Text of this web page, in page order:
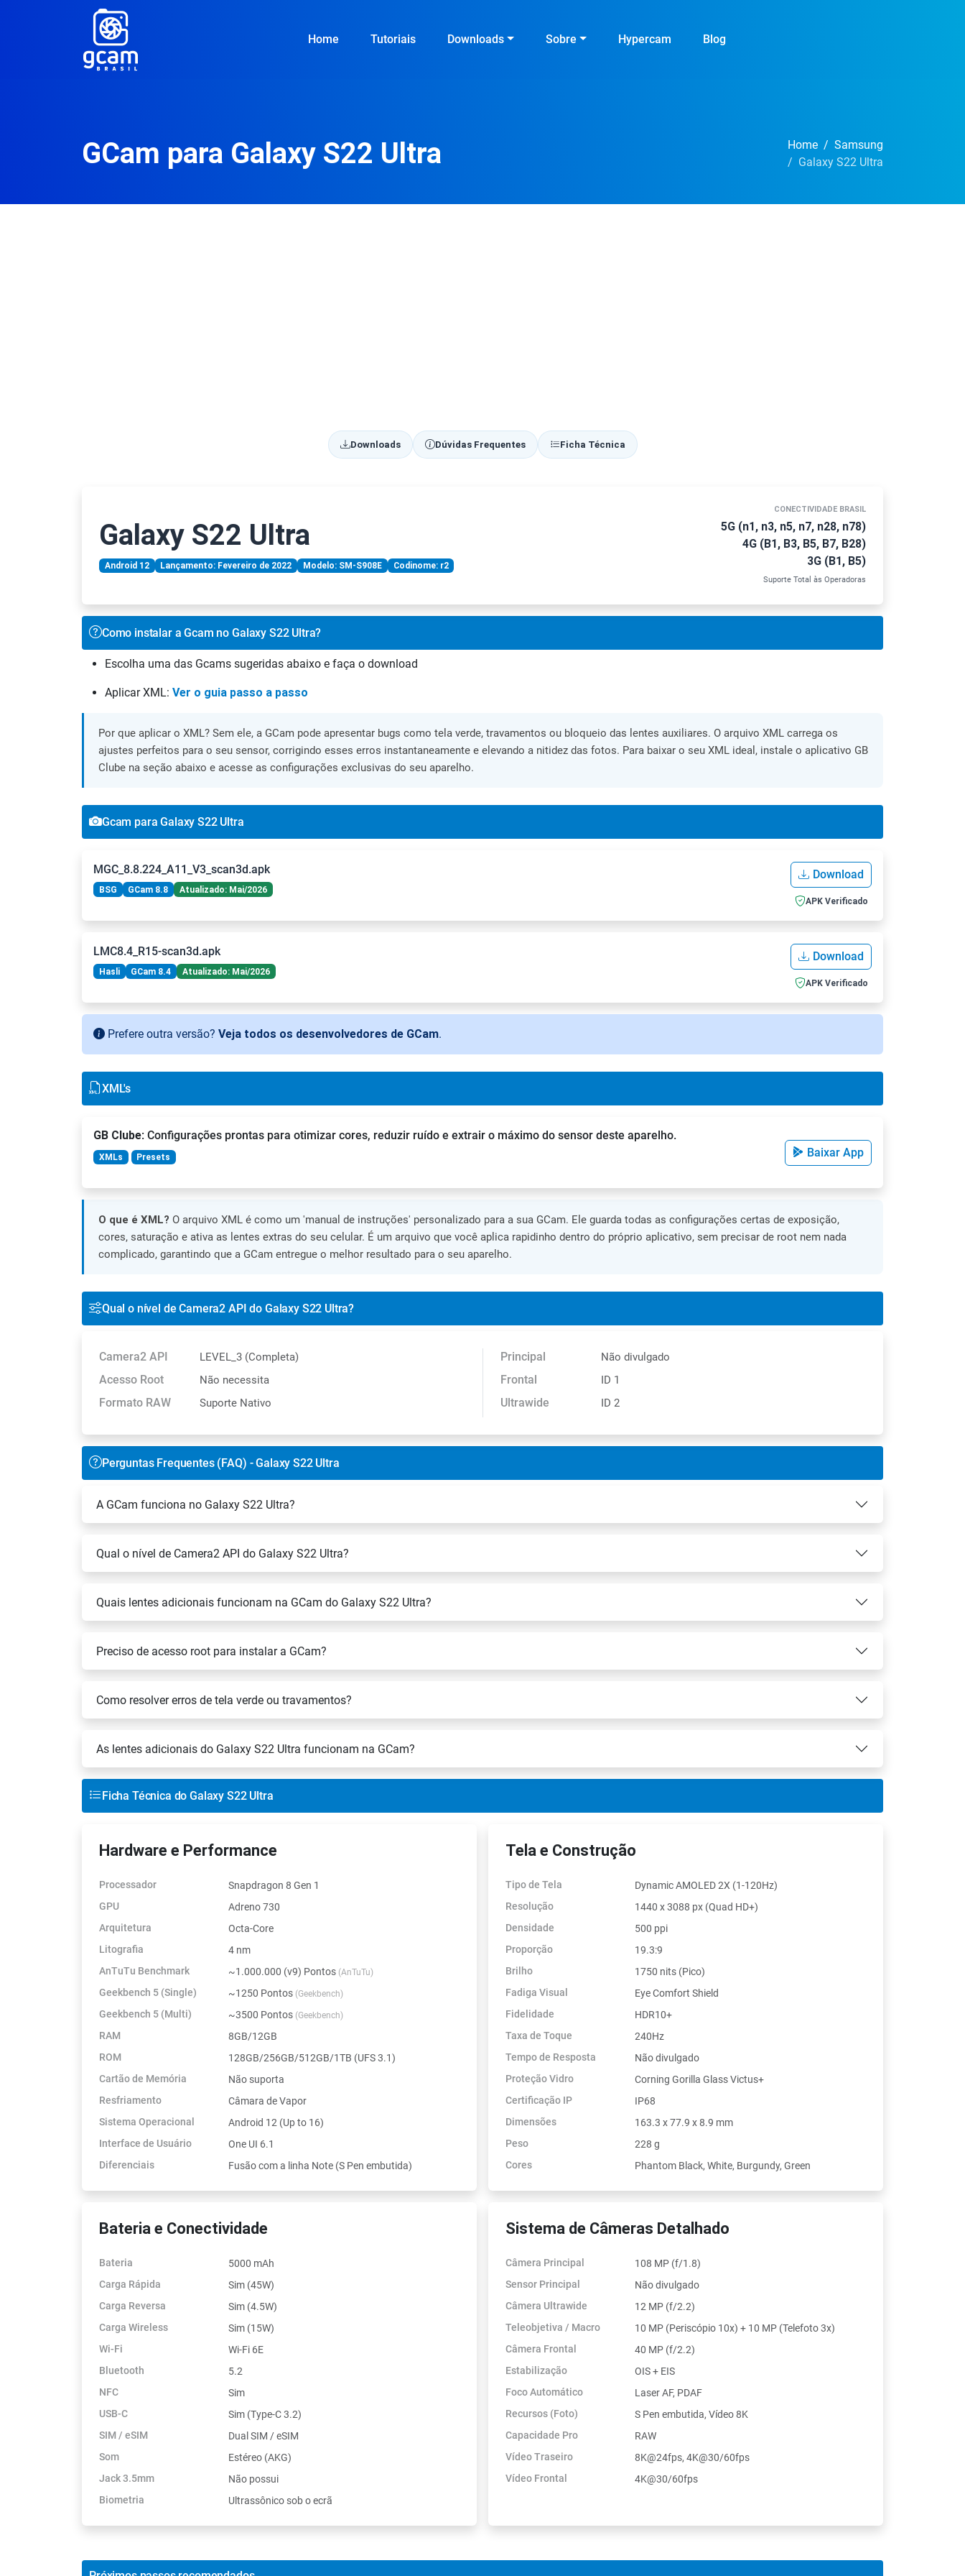
Home Tutoriais Downloads Sobre Hypercam Blog
GCam para Galaxy S22 Ultra Home
Samsung
Galaxy S22 Ultra
Downloads Dúvidas Frequentes Ficha Técnica
Galaxy S22 Ultra
Android 12 Lançamento: Fevereiro de 2022 Modelo: SM-S908E Codinome: r2
CONECTIVIDADE BRASIL
5G (n1, n3, n5, n7, n28, n78)
4G (B1, B3, B5, B7, B28)
3G (B1, B5)
Suporte Total às Operadoras
Como instalar a Gcam no Galaxy S22 Ultra?
Escolha uma das Gcams sugeridas abaixo e faça o download
Aplicar XML: Ver o guia passo a passo
Por que aplicar o XML? Sem ele, a GCam pode apresentar bugs como tela verde, travamentos ou bloqueio das lentes auxiliares. O arquivo XML carrega os
ajustes perfeitos para o seu sensor, corrigindo esses erros instantaneamente e elevando a nitidez das fotos. Para baixar o seu XML ideal, instale o aplicativo GB
Clube na seção abaixo e acesse as configurações exclusivas do seu aparelho.
Gcam para Galaxy S22 Ultra
MGC_8.8.224_A11_V3_scan3d.apk
BSG GCam 8.8 Atualizado: Mai/2026
Download
APK Verificado
LMC8.4_R15-scan3d.apk
Hasli GCam 8.4 Atualizado: Mai/2026
Download
APK Verificado
Prefere outra versão? Veja todos os desenvolvedores de GCam.
XML's
GB Clube: Configurações prontas para otimizar cores, reduzir ruído e extrair o máximo do sensor deste aparelho.
XMLs Presets Baixar App
O que é XML? O arquivo XML é como um 'manual de instruções' personalizado para a sua GCam. Ele guarda todas as configurações certas de exposição,
cores, saturação e ativa as lentes extras do seu celular. É um arquivo que você aplica rapidinho dentro do próprio aplicativo, sem precisar de root nem nada
complicado, garantindo que a GCam entregue o melhor resultado para o seu aparelho.
Qual o nível de Camera2 API do Galaxy S22 Ultra?
Camera2 API LEVEL_3 (Completa)
Acesso Root Não necessita
Formato RAW Suporte Nativo
Principal Não divulgado
Frontal ID 1
Ultrawide ID 2
Perguntas Frequentes (FAQ) - Galaxy S22 Ultra
A GCam funciona no Galaxy S22 Ultra?
Qual o nível de Camera2 API do Galaxy S22 Ultra?
Quais lentes adicionais funcionam na GCam do Galaxy S22 Ultra?
Preciso de acesso root para instalar a GCam?
Como resolver erros de tela verde ou travamentos?
As lentes adicionais do Galaxy S22 Ultra funcionam na GCam?
Ficha Técnica do Galaxy S22 Ultra
Hardware e Performance
Processador
Snapdragon 8 Gen 1
GPU
Adreno 730
Arquitetura
Octa-Core
Litografia
4 nm
AnTuTu Benchmark
~1.000.000 (v9) Pontos (AnTuTu)
Geekbench 5 (Single) ~1250 Pontos (Geekbench)
Geekbench 5 (Multi) ~3500 Pontos (Geekbench)
RAM
8GB/12GB
ROM
128GB/256GB/512GB/1TB (UFS 3.1)
Cartão de Memória
Não suporta
Resfriamento
Câmara de Vapor
Sistema Operacional
Android 12 (Up to 16)
Interface de Usuário
One UI 6.1
Diferenciais
Fusão com a linha Note (S Pen embutida)
Tela e Construção
Tipo de Tela
Dynamic AMOLED 2X (1-120Hz)
Resolução
1440 x 3088 px (Quad HD+)
Densidade
500 ppi
Proporção
19.3:9
Brilho
1750 nits (Pico)
Fadiga Visual
Eye Comfort Shield
Fidelidade
HDR10+
Taxa de Toque
240Hz
Tempo de Resposta
Não divulgado
Proteção Vidro
Corning Gorilla Glass Victus+
Certificação IP
IP68
Dimensões
163.3 x 77.9 x 8.9 mm
Peso
228 g
Cores
Phantom Black, White, Burgundy, Green
Bateria e Conectividade
Bateria
5000 mAh
Carga Rápida
Sim (45W)
Carga Reversa
Sim (4.5W)
Carga Wireless
Sim (15W)
Wi-Fi
Wi-Fi 6E
Bluetooth
5.2
NFC
Sim
USB-C
Sim (Type-C 3.2)
SIM / eSIM
Dual SIM / eSIM
Som
Estéreo (AKG)
Jack 3.5mm
Não possui
Biometria
Ultrassônico sob o ecrã
Sistema de Câmeras Detalhado
Câmera Principal
108 MP (f/1.8)
Sensor Principal
Não divulgado
Câmera Ultrawide
12 MP (f/2.2)
Teleobjetiva / Macro
10 MP (Periscópio 10x) + 10 MP (Telefoto 3x)
Câmera Frontal
40 MP (f/2.2)
Estabilização
OIS + EIS
Foco Automático
Laser AF, PDAF
Recursos (Foto)
S Pen embutida, Vídeo 8K
Capacidade Pro
RAW
Vídeo Traseiro
8K@24fps, 4K@30/60fps
Vídeo Frontal
4K@30/60fps